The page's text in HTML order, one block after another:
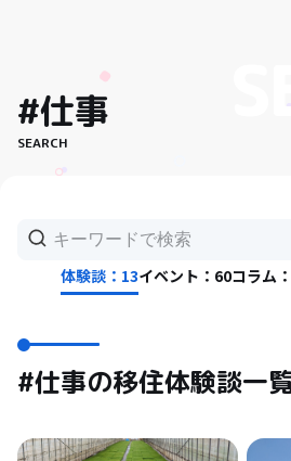
#仕事
SEARCH
体験談：13イベント：60コラム
#仕事の移住体験談一